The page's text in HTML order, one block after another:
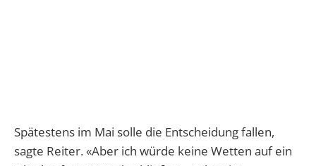
Spätestens im Mai solle die Entscheidung fallen,
sagte Reiter. «Aber ich würde keine Wetten auf ein